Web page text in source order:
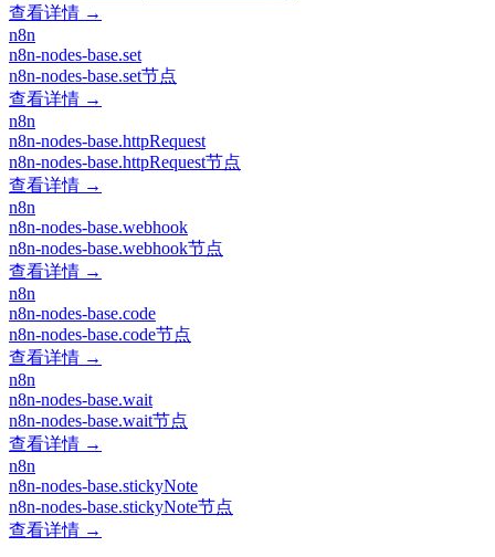
查看详情 →
n8n
n8n-nodes-base.set
n8n-nodes-base.set节点
查看详情 →
n8n
n8n-nodes-base.httpRequest
n8n-nodes-base.httpRequest节点
查看详情 →
n8n
n8n-nodes-base.webhook
n8n-nodes-base.webhook节点
查看详情 →
n8n
n8n-nodes-base.code
n8n-nodes-base.code节点
查看详情 →
n8n
n8n-nodes-base.wait
n8n-nodes-base.wait节点
查看详情 →
n8n
n8n-nodes-base.stickyNote
n8n-nodes-base.stickyNote节点
查看详情 →